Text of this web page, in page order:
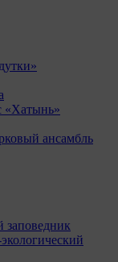
«Хатынь»
ансамбль
заповедник